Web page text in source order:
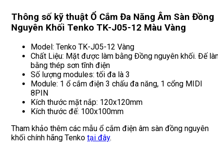
Thông số kỹ thuật Ổ Cắm Đa Năng Âm Sàn Đồng
Nguyên Khối Tenko TK-J05-12 Màu Vàng
Model: Tenko TK-J05-12 Vàng
Chất Liệu: Mặt được làm bằng Đồng nguyên khối. Đế
bằng thép sơn tĩnh điện
Số lượng modules: tối đa là 3
Module: 1 ổ cắm điện 3 chấu đa năng, 1 cổng MIDI
8PIN
Kích thước mặt nắp: 120x120mm
Kích thước đế: 100x100mm
Tham khảo thêm các mẫu ổ cắm điện âm sàn đồng nguyên
khối chính hãng Tenko tại đây.